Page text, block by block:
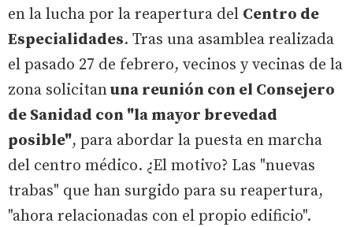
en la lucha por la reapertura del Centro de
Especialidades. Tras una asamblea realizada
el pasado 27 de febrero, vecinos y vecinas de la
zona solicitanuna reunión con el Consejero
de Sanidad con "la mayor brevedad
posible", para abordar la puesta en marcha
del centro médico. ¿El motivo? Las "nuevas
trabas" que han surgido para su reapertura,
"ahora relacionadas con el propio edificio".